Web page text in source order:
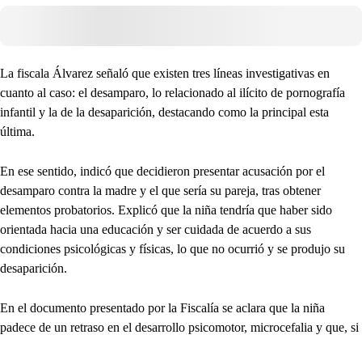
La fiscala Álvarez señaló que existen tres líneas investigativas en
cuanto al caso: el desamparo, lo relacionado al ilícito de pornografía
infantil y la de la desaparición, destacando como la principal esta
última.
En ese sentido, indicó que decidieron presentar acusación por el
desamparo contra la madre y el que sería su pareja, tras obtener
elementos probatorios. Explicó que la niña tendría que haber sido
orientada hacia una educación y ser cuidada de acuerdo a sus
condiciones psicológicas y físicas, lo que no ocurrió y se produjo su
desaparición.
En el documento presentado por la Fiscalía se aclara que la niña
padece de un retraso en el desarrollo psicomotor, microcefalia y que, si